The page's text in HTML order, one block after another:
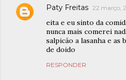
Paty Freitas 22 março,
eita e eu sinto da
nunca mais comerei
salpicão a lasanha e as
de doido
RESPONDER